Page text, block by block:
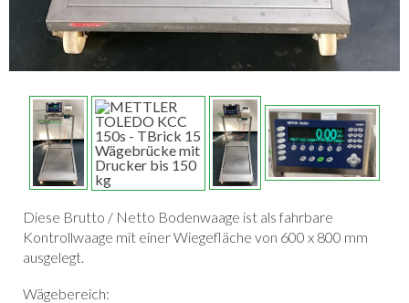
Diese Brutto / Netto Bodenwaage ist als fahrbare
Kontrollwaage mit einer Wiegefläche von 600 x 800 mm
ausgelegt.
Wägebereich: